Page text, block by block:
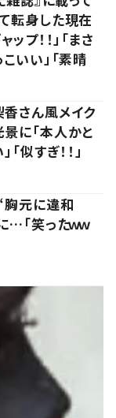
転身した現在
プ！！」「まさ
いい」「素晴
さん風メイク
に「本人かと
似すぎ！！」
胸元に違和
「笑ったｗｗ